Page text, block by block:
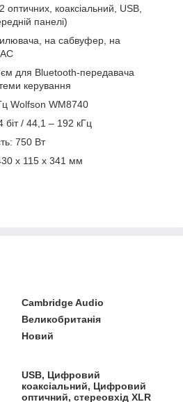
коаксіальний, USB,
панелі)
на сабвуфер, на
АС
для Bluetooth-передавача
керування
Wolfson WM8740
біт / 44,1 – 192 кГц
750 Вт
x 115 x 341 мм
Cambridge Audio
Великобританія
Новий
USB, Цифровий
коаксіальний, Цифровий
оптичний, стереовхід XLR